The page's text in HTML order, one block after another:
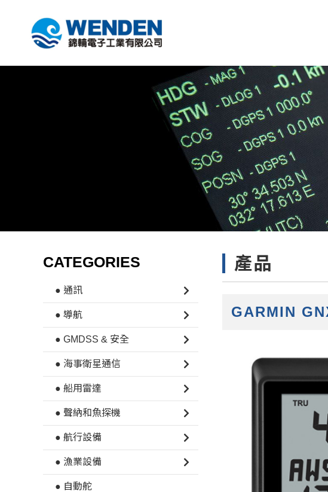
CATEGORIES
● 通訊
● 導航
● GMDSS & 安全
● 海事衛星通信
● 船用雷達
● 聲納和魚探機
● 航行設備
● 漁業設備
● 自動舵
產品
GARMIN